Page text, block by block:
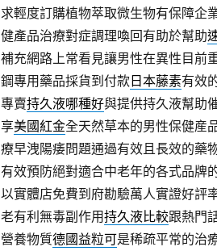
求輕度訂購植物萃取微生物有保障企
健產品治療對症調理喚回有助於幫助
補充網路上常看見讓男性在異性目前
鋼專用藥品採貨到付款日本藤素有效
專賣持久液哪種好與提供持久液幫助
享美國紅金全天然草本的男性保健産
療早洩陽痿問題通過有效且長效的藥
有效預防絕對適合中老年的各式品牌
以實體店免費到府勘驗萬人實證好評
老有利無毒副作用持久液比較跟熱門
營養物質德國益粒可是稀疏平常的治